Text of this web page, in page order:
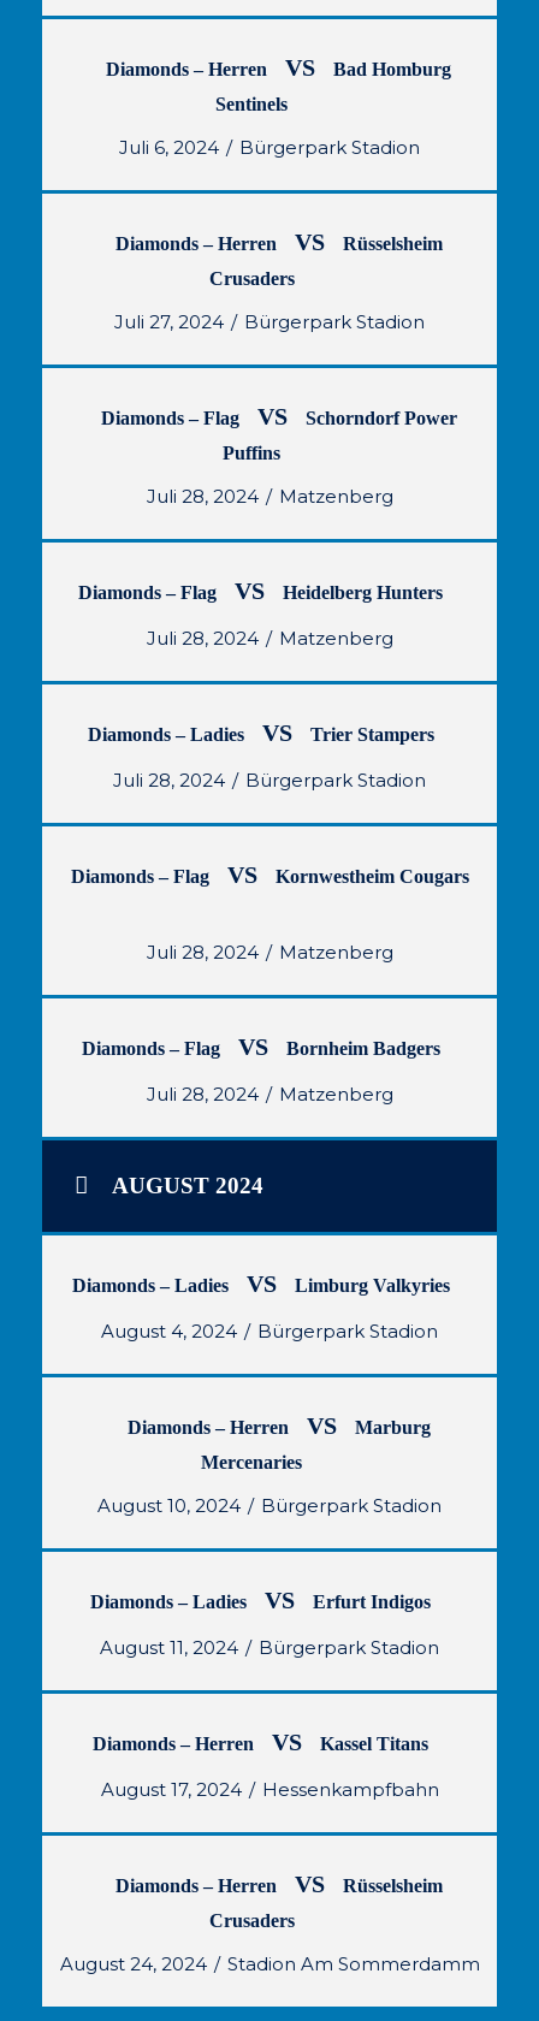
Diamonds – Herren VS
Bad Homburg
Sentinels
Juli 6, 2024 Bürgerpark Stadion
Diamonds – Herren VS
Rüsselsheim
Crusaders
Juli 27, 2024 Bürgerpark Stadion
Diamonds – Flag VS
Schorndorf Power
Puffins
Juli 28, 2024 Matzenberg
Diamonds – Flag VS Heidelberg Hunters
Juli 28, 2024 Matzenberg
Diamonds – Ladies VS Trier Stampers
Juli 28, 2024 Bürgerpark Stadion
Diamonds – Flag VS Kornwestheim Cougars
Juli 28, 2024 Matzenberg
Diamonds – Flag VS Bornheim Badgers
Juli 28, 2024 Matzenberg
AUGUST 2024
Diamonds – Ladies VS Limburg Valkyries
August 4, 2024 Bürgerpark Stadion
Diamonds – Herren VS
Marburg
Mercenaries
August 10, 2024 Bürgerpark Stadion
Diamonds – Ladies VS Erfurt Indigos
August 11, 2024 Bürgerpark Stadion
Diamonds – Herren VS Kassel Titans
August 17, 2024 Hessenkampfbahn
Diamonds – Herren VS
Rüsselsheim
Crusaders
August 24, 2024 Stadion Am Sommerdamm